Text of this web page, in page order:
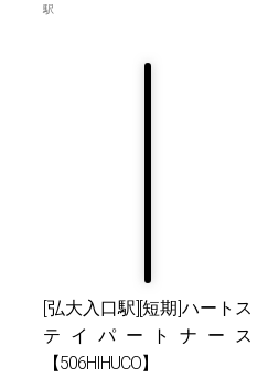
駅
[弘大入口駅][短期]ハートス
テイパートナース
【506HIHUCO】